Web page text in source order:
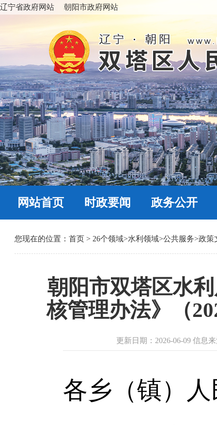
辽宁省政府网站 朝阳市政府网站
网站首页 时政要闻 政务公开
您现在的位置： 首页 > 26个领域>水利领域>公共服务>政策
朝阳市双塔区水
核管理办法》（
更新日期：2026-06-09 信息
各乡（镇）